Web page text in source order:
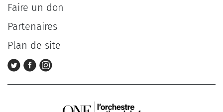
Faire un don
Partenaires
Plan de site